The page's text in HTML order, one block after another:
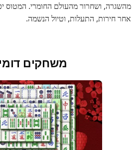
מהשגרה, ושחרור מהעולם החומרי. המטוס
אחר חירות, התעלות, וטיול הנשמה.
משחקים